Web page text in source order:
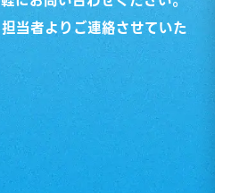
当者よりご連絡させていた